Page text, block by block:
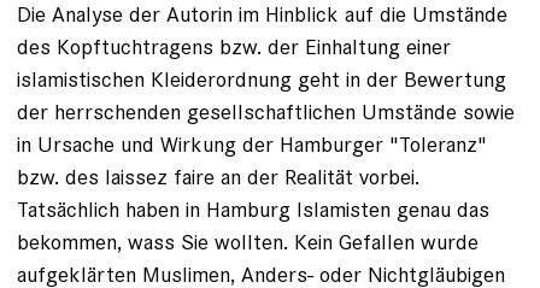
Die Analyse der Autorin im Hinblick auf die Umstände
des Kopftuchtragens bzw. der Einhaltung einer
islamistischen Kleiderordnung geht in der Bewertung
der herrschenden gesellschaftlichen Umstände sowie
in Ursache und Wirkung der Hamburger "Toleranz"
bzw. des laissez faire an der Realität vorbei.
Tatsächlich haben in Hamburg Islamisten genau das
bekommen, wass Sie wollten. Kein Gefallen wurde
aufgeklärten Muslimen, Anders- oder Nichtgläubigen